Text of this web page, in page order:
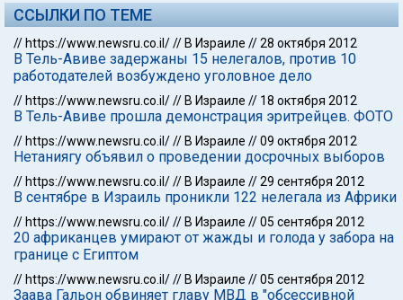
ССЫЛКИ ПО ТЕМЕ
// https://www.newsru.co.il/// В Израиле //28 октября 2012
В Тель-Авиве задержаны 15 нелегалов, против 10
работодателей возбуждено уголовное дело
// https://www.newsru.co.il/// В Израиле // 18 октября 2012
В Тель-Авиве прошла демонстрация эритрейцев. ФОТО
// https://www.newsru.co.il/// В Израиле //09 октября 2012
Нетаниягу объявил о проведении досрочных выборов
// https://www.newsru.co.il/// В Израиле //29 сентября 2012
В сентябре в Израиль проникли 122 нелегала из Африки
// https://www.newsru.co.il/// В Израиле //05 сентября 2012
20 африканцев умирают от жажды и голода у забора на
границе с Египтом
// https://www.newsru.co.il/// В Израиле //05 сентября 2012
Заава Гальон обвиняет главу МВД в "обсессивной